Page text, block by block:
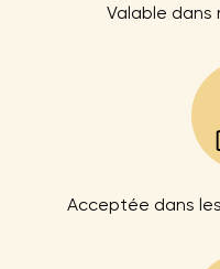
Valable dans
Acceptée dans